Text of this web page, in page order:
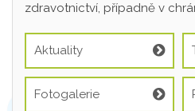
zdravotnictví, případně v
Aktuality
Fotogalerie